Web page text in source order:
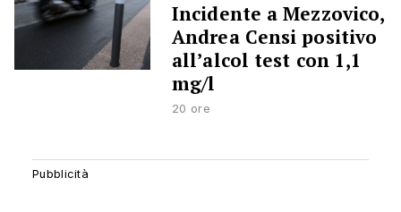
Incidente a Mezzovico,
Andrea Censi positivo
all’alcol test con 1,1
mg/l
20 ore